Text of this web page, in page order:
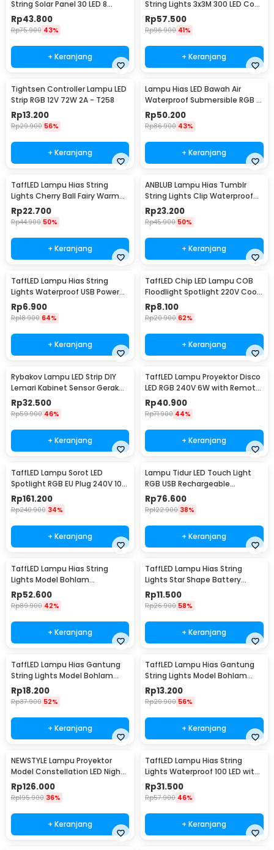
String Solar Panel 30 LED 8
Mode 6.5M - 896
Rp43.800
Rp75.900 43%
+ Keranjang
String Lights 3x3M 300 LED Cool
White 18W - 300L
Rp57.500
Rp96.900 41%
+ Keranjang
Tightsen Controller Lampu LED
Strip RGB 12V 72W 2A - T258
Rp13.200
Rp29.900 56%
+ Keranjang
Lampu Hias LED Bawah Air
Waterproof Submersible RGB 2
PCS with Remote - 13017
Rp50.200
Rp86.900 43%
+ Keranjang
TaffLED Lampu Hias String
Lights Cherry Ball Fairy Warm
White 5M - LY20W
Rp22.700
Rp44.900 50%
+ Keranjang
ANBLUB Lampu Hias Tumblr
String Lights Clip Waterproof
20 LED 2M - 0606
Rp23.200
Rp45.900 50%
+ Keranjang
TaffLED Lampu Hias String
Lights Waterproof USB Power
50 LED 5M - SZ
Rp6.900
Rp18.900 64%
+ Keranjang
TaffLED Chip LED Lampu COB
Floodlight Spotlight 220V Cool
White 6000K 50W - COB4060-
AC220-50
Rp8.100
Rp20.900 62%
+ Keranjang
Rybakov Lampu LED Strip DIY
Lemari Kabinet Sensor Gerak
4.5W 1M - 2835
Rp32.500
Rp59.900 46%
+ Keranjang
TaffLED Lampu Proyektor Disco
LED RGB 240V 6W with Remote
Control - CY-LV-RG
Rp40.900
Rp71.900 44%
+ Keranjang
TaffLED Lampu Sorot LED
Spotlight RGB EU Plug 240V 10W
- L18RG
Rp161.200
Rp240.900 34%
+ Keranjang
Lampu Tidur LED Touch Light
RGB USB Rechargeable
1500mAh 5V 3W - F8-1
Rp76.600
Rp122.900 38%
+ Keranjang
TaffLED Lampu Hias String
Lights Model Bohlam
Waterproof 20 LED 5M - PD039
Rp52.600
Rp89.900 42%
+ Keranjang
TaffLED Lampu Hias String
Lights Star Shape Battery
Power 20 LED 3M - 2G11
Rp11.500
Rp26.900 58%
+ Keranjang
TaffLED Lampu Hias Gantung
String Lights Model Bohlam
Mini Waterproof 6M - ZYD0931
Rp18.200
Rp37.900 52%
+ Keranjang
TaffLED Lampu Hias Gantung
String Lights Model Bohlam
Mini Waterproof 3M - ZYD0931
Rp13.200
Rp29.900 56%
+ Keranjang
NEWSTYLE Lampu Proyektor
Model Constellation LED Night
Light 3W 5V - NL-USB
Rp126.000
Rp195.900 36%
+ Keranjang
TaffLED Lampu Hias String
Lights Waterproof 100 LED with
Solar Panel - M071
Rp31.500
Rp57.900 46%
+ Keranjang